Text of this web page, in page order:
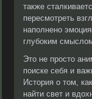
также
пересмотреть
наполнено
глубоким
Это не просто
поиске себя и
История о том,
найти свет и